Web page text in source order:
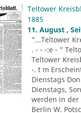
Teltower
1885
11. August ,
"...Teltower
. - - -:e - "
Teltower
-. t m
Dienstags
Dienstags,
werden in der
Berlin W.